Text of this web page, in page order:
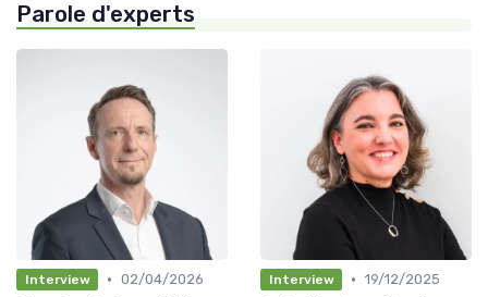
Parole d'experts
Interview • 02/04/2026
Interview • 19/12/2025